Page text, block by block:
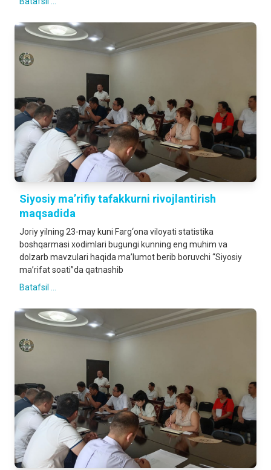
Siyosiy ma’rifiy tafakkurni rivojlantirish
maqsadida
Joriy yilning 23-may kuni Farg‘ona viloyati statistika
boshqarmasi xodimlari bugungi kunning eng muhim va
dolzarb mavzulari haqida ma’lumot berib boruvchi “Siyosiy
ma’rifat soati”da qatnashib
Batafsil ...